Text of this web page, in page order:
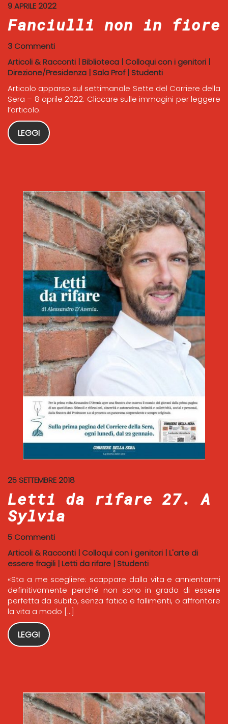
9 APRILE 2022
Fanciulli non in fiore
3 Commenti
Articoli & Racconti | Biblioteca | Colloqui con i genitori |
Direzione/Presidenza | Sala Prof| Studenti
Articolo apparso sul settimanale Sette del Corriere della
Sera – 8 aprile 2022. Cliccare sulle immagini per leggere
l’articolo.
LEGGI
25 SETTEMBRE 2018
Letti da rifare 27. A
Sylvia
5 Commenti
Articoli & Racconti | Colloqui con i genitori | L'arte di
essere fragili | Letti da rifare | Studenti
«Sta a me scegliere: scappare dalla vita e annientarmi
definitivamente perché non sono in grado di essere
perfetta da subito, senza fatica e fallimenti, o affrontare
la vita a modo […]
LEGGI